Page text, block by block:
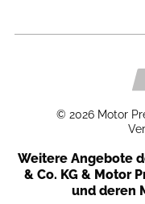
© 2026 Motor
Weitere Angebote
& Co. KG & Motor
und deren